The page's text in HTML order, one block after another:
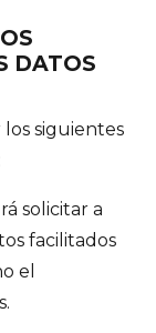
DATOS
siguientes
solicitar a
facilitados
el